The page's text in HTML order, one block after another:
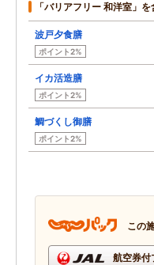
「バリアフリー 和洋室」
波戸夕食膳
ポイント2%
イカ活造膳
ポイント2%
鯛づくし御膳
ポイント2%
この
航空券付